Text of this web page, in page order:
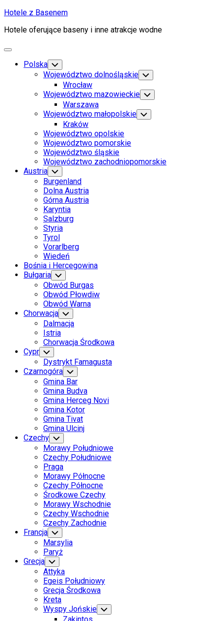
Skip
content
Hotele z Basenem
Hotele oferujące baseny i inne atrakcje wodne
Expand
Polska Toggle
Child
Menu
Województwo dolnośląskie Toggle
Child
Menu
Wrocław
Województwo mazowieckie Toggle
Child
Menu
Warszawa
Województwo małopolskie Toggle
Child
Kraków
Województwo opolskie
Województwo pomorskie
Województwo śląskie
Województwo zachodniopomorskie
Austria Toggle
Child
Menu
Burgenland
Dolna Austria
Górna Austria
Karyntia
Salzburg
Styria
Tyrol
Vorarlberg
Wiedeń
Bośnia i Hercegowina
Bułgaria Toggle
Child
Menu
Obwód Burgas
Obwód Płowdiw
Obwód Warna
Chorwacja Toggle
Child
Menu
Dalmacja
Istria
Chorwacja Środkowa
Cypr Toggle
Child
Menu
Dystrykt Famagusta
Czarnogóra Toggle
Child
Menu
Gmina Bar
Gmina Budva
Gmina Herceg Novi
Gmina Kotor
Gmina Tivat
Gmina Ulcinj
Czechy Toggle
Child
Menu
Morawy Południowe
Czechy Południowe
Praga
Morawy Północne
Czechy Północne
Środkowe Czechy
Morawy Wschodnie
Czechy Wschodnie
Czechy Zachodnie
Current
Page
Parent
Francja Toggle
Child
Menu
Marsylia
Paryż
Grecja Toggle
Child
Menu
Attyka
Egeis Południowy
Grecja Środkowa
Kreta
Wyspy Jońskie Toggle
Child